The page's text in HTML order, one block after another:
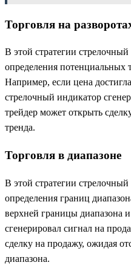
Торговля на
В этой стратегии
определения потенциальных
Например, если цена
стрелочный индикатор
трейдер может открыть
тренда.
Торговля в диапазоне
В этой стратегии
определения границ
верхней границы диапазона
сгенерировал сигнал на
сделку на продажу, ожидая
диапазона.